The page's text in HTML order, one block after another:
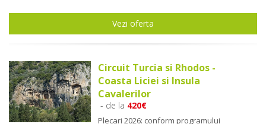
Vezi oferta
Circuit Turcia si Rhodos -
Coasta Liciei si Insula
Cavalerilor
- de la 420€
Plecari 2026: conform programului